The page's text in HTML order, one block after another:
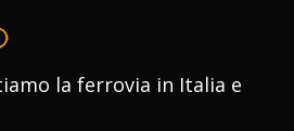
la ferrovia in Italia e